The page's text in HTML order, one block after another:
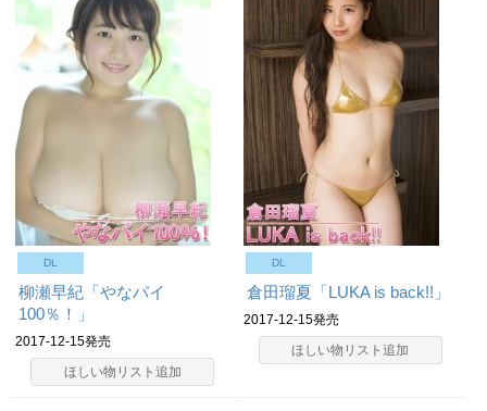
DL
柳瀬早紀「やなパイ
100％！」
2017-12-15発売
ほしい物リスト追加
DL
倉田瑠夏「LUKA is back!!」
2017-12-15発売
ほしい物リスト追加